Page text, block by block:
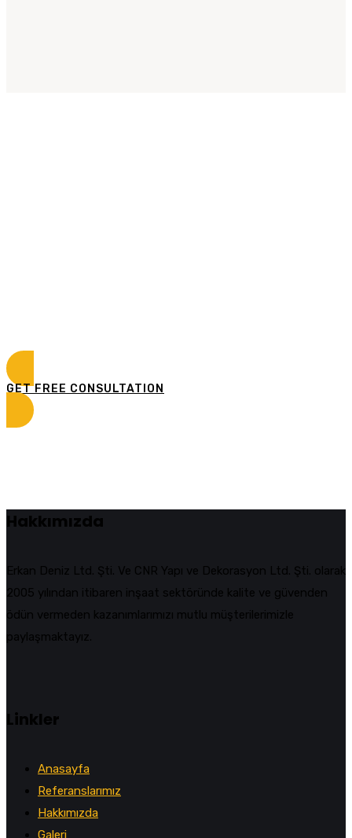
GET FREE CONSULTATION
Hakkımızda
Erkan Deniz Ltd. Şti. Ve CNR Yapı ve Dekorasyon Ltd. Şti. olarak
2005 yılından itibaren inşaat sektöründe kalite ve güvenden
ödün vermeden kazanımlarımızı mutlu müşterilerimizle
paylaşmaktayız.
Linkler
Anasayfa
Referanslarımız
Hakkımızda
Galeri